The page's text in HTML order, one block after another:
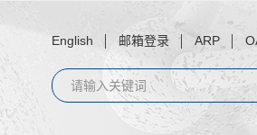
English 邮箱登录 ARP